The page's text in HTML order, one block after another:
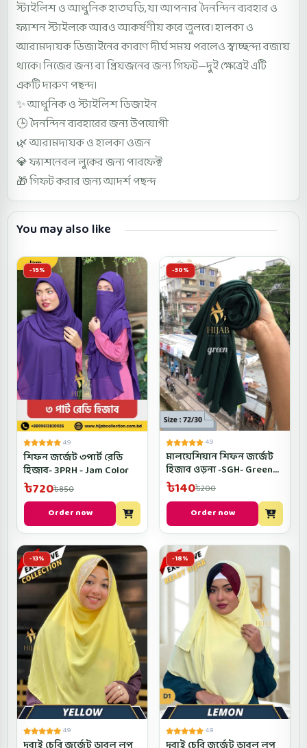
স্টাইলিশ ও আধুনিক হাতঘড়ি, যা আপনার দৈনন্দিন ব্যবহার ও
ফ্যাশন স্টাইলকে আরও আকর্ষণীয় করে তুলবে। হালকা ও
আরামদায়ক ডিজাইনের কারণে দীর্ঘ সময় পরলেও স্বাচ্ছন্দ্য বজায়
থাকে। নিজের জন্য বা প্রিয়জনের জন্য গিফট—দুই ক্ষেত্রেই এটি
একটি দারুণ পছন্দ।
✨ আধুনিক ও স্টাইলিশ ডিজাইন
🕒 দৈনন্দিন ব্যবহারের জন্য উপযোগী
🌿 আরামদায়ক ও হালকা ওজন
💎 ফ্যাশনেবল লুকের জন্য পারফেক্ট
🎁 গিফট করার জন্য আদর্শ পছন্দ
You may also like
-15%
4.9
শিফন জর্জেট ৩পার্ট রেডি
হিজাব- 3PRH - Jam Color
৳720৳850
Order now
-30%
4.9
মালয়েশিয়ান শিফন জর্জেট
হিজাব ওড়না -SGH- Green
Color
৳140৳200
Order now
-13%
4.9
-18%
4.9